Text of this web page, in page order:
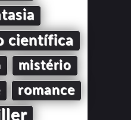
científica
mistério
romance